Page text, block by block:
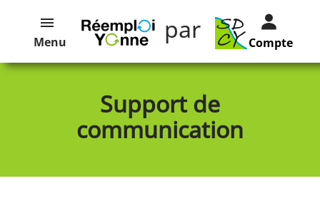
Menu par Compte
Support de
communication